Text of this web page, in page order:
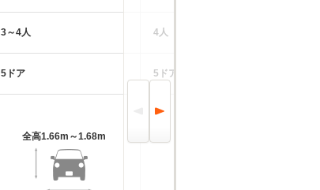
3～4人
5ドア
全高1.66m～1.68m
4人
5ドア